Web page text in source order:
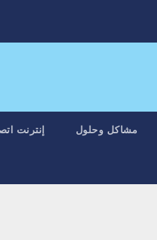
مشاكل وحلول إنترنت